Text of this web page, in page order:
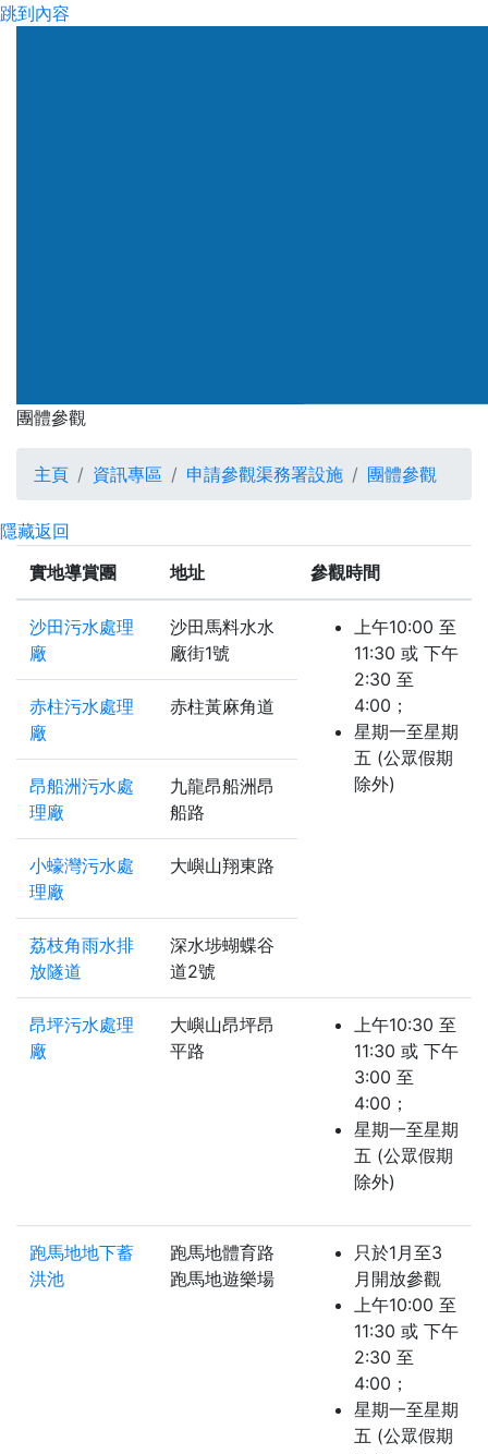
跳到內容
團體參觀
團體參觀
主頁 資訊專區 申請參觀渠務署設施 團體參觀
隱藏返回
實地導賞團
地址 參觀時間
沙田污水處理
廠
沙田馬料水水
廠街1號
上午10:00 至
11:30 或 下午
2:30 至
4:00；
星期一至星期
五 (公眾假期
除外)
赤柱污水處理
廠
赤柱黃麻角道
昂船洲污水處
理廠
九龍昂船洲昂
船路
小蠔灣污水處
理廠
大嶼山翔東路
荔枝角雨水排
放隧道
深水埗蝴蝶谷
道2號
昂坪污水處理
廠
大嶼山昂坪昂
平路
上午10:30 至
11:30 或 下午
3:00 至
4:00；
星期一至星期
五 (公眾假期
除外)
跑馬地地下蓄
洪池
跑馬地體育路
跑馬地遊樂場
只於1月至3
月開放參觀
上午10:00 至
11:30 或 下午
2:30 至
4:00；
星期一至星期
五 (公眾假期